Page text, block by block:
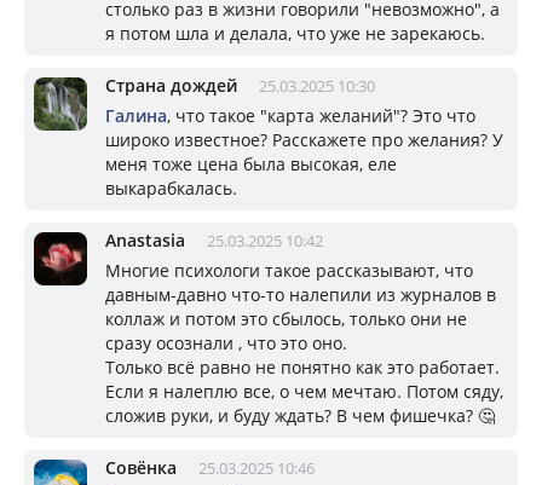
столько раз в жизни говорили "невозможно", а
я потом шла и делала, что уже не зарекаюсь.
Страна дождей 25.03.2025 10:30
Галина, что такое "карта желаний"? Это что
широко известное? Расскажете про желания? У
меня тоже цена была высокая, еле
выкарабкалась.
Anastasia 25.03.2025 10:42
Многие психологи такое рассказывают, что
давным-давно что-то налепили из журналов в
коллаж и потом это сбылось, только они не
сразу осознали , что это оно.
Только всё равно не понятно как это работает.
Если я налеплю все, о чем мечтаю. Потом сяду,
сложив руки, и буду ждать? В чем фишечка? 🤔
Совёнка 25.03.2025 10:46